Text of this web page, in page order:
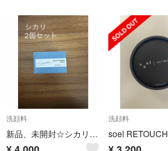
洗顔料
新品、未開封☆シカリ ブライトニング
洗顔料